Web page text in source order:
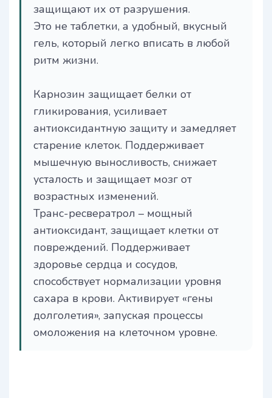
защищают их от разрушения.
Это не таблетки, а удобный, вкусный
гель, который легко вписать в любой
ритм жизни.
Карнозин защищает белки от
гликирования, усиливает
антиоксидантную защиту и замедляет
старение клеток. Поддерживает
мышечную выносливость, снижает
усталость и защищает мозг от
возрастных изменений.
Транс-ресвератрол – мощный
антиоксидант, защищает клетки от
повреждений. Поддерживает
здоровье сердца и сосудов,
способствует нормализации уровня
сахара в крови. Активирует «гены
долголетия», запуская процессы
омоложения на клеточном уровне.